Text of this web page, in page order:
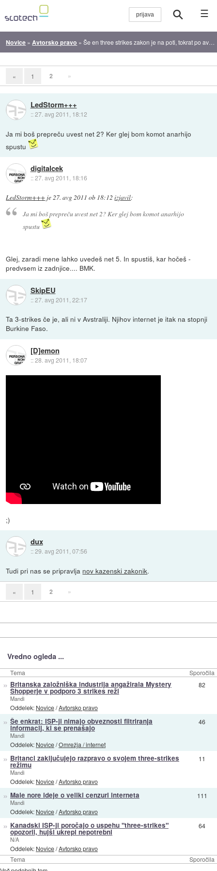
☰
Novice » Avtorsko pravo »Še en three strikes zakon je na poti, tokrat po avstralsko
« 1 2 »
LedStorm+++
::27. avg 2011, 18:12
Ja mi boš prepreču uvest net 2? Ker glej bom komot anarhijo
spustu
digitalcek
::27. avg 2011, 18:16
LedStorm+++ je27. avg 2011 ob 18:12 izjavil:
Ja mi boš prepreču uvest net 2? Ker glej bom komot anarhijo
spustu
Glej, zaradi mene lahko uvedeš net 5. In spustiš, kar hočeš -
predvsem iz zadnjice.... BMK.
SkipEU
::27. avg 2011, 22:17
Ta 3-strikes če je, ali ni v Avstraliji. Njihov internet je itak na stopnji
Burkine Faso.
[D]emon
::28. avg 2011, 18:07
;)
dux
::29. avg 2011, 07:56
Tudi pri nas se pripravlja nov kazenski zakonik.
« 1 2 »
Vredno ogleda ...
Tema Sporočila
Tema Sporočila
» Britanska založniška industrija angažirala Mystery
Shopperje v podporo 3 strikes reži
Mandi
Oddelek: Novice/Avtorsko pravo
82
» Še enkrat: ISP-ji nimajo obveznosti filtriranja
informacij, ki se prenašajo
Mandi
Oddelek: Novice/Omrežja / internet
46
» Britanci zaključujejo razpravo o svojem three-strikes
režimu
Mandi
Oddelek: Novice/Avtorsko pravo
11
» Male nore ideje o veliki cenzuri interneta
Mandi
Oddelek: Novice/Avtorsko pravo
111
» Kanadski ISP-ji poročajo o uspehu "three-strikes"
opozoril, hujši ukrepi nepotrebni
N/A
Oddelek: Novice/Avtorsko pravo
64